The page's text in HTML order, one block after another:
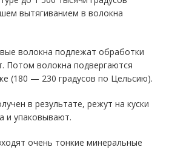
вытягиванием в волокна
волокна подлежат обработки
волокна подвергаются
(180 — 230 градусов по Цельсию).
в результате, режут на куски
и упаковывают.
очень тонкие минеральные